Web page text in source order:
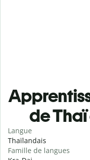
de Thaï
Langue
Thaïlandais
Famille de langues